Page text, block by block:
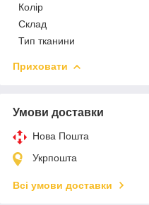
Колір
Склад
Тип тканини
Приховати
Умови доставки
Нова Пошта
Укрпошта
Всі умови доставки